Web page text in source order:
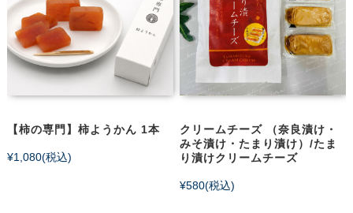
【柿の専門】柿ようかん 1本
¥1,080(税込)
クリームチーズ （奈良漬け・
みそ漬け・たまり漬け）/たま
り漬けクリームチーズ
¥580(税込)